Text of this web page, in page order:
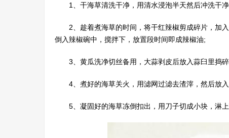
1、干海草清洗干净，用清水浸泡半天然后冲洗干
2、趁着煮海草的时间，将干红辣椒剪成碎片，加
倒入辣椒碗中，搅拌下，放置段时间即成辣椒油;
3、黄瓜洗净切丝备用，大蒜剥皮后放入蒜臼里捣
4、煮好的海草关火，用滤网过滤去渣滓，然后放
5、凝固好的海草冻倒扣出，用刀子切成小块，淋